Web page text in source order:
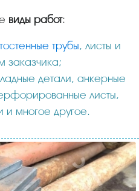
виды работ:
трубы, листы и
заказчика;
детали, анкерные
листы,
и многое другое.